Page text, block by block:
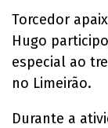
Torcedor
Hugo
especial ao
no Limeirão.
Durante a